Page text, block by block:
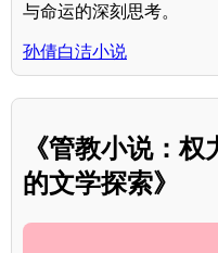
与命运的深刻思考。
孙倩白洁小说
《管教小说：
的文学探索》